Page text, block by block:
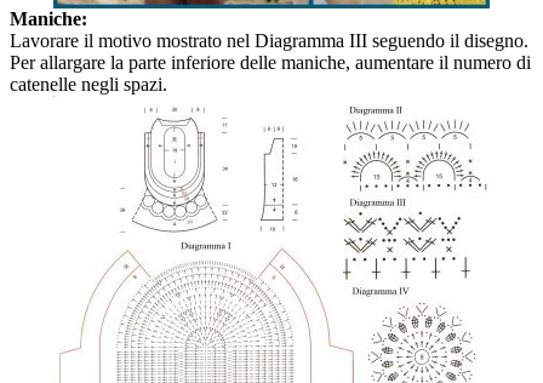
Maniche:
Lavorare il motivo mostrato nel Diagramma III seguendo il disegno.
Per allargare la parte inferiore delle maniche, aumentare il numero di
catenelle negli spazi.